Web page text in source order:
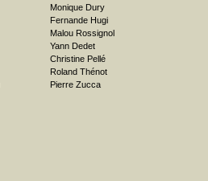
Monique Dury
Fernande Hugi
Malou Rossignol
Yann Dedet
Christine Pellé
Roland Thénot
Pierre Zucca